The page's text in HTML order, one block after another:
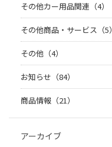
その他カー用品関連（4）
その他商品・サービス（5）
その他（4）
お知らせ（84）
商品情報（21）
アーカイブ